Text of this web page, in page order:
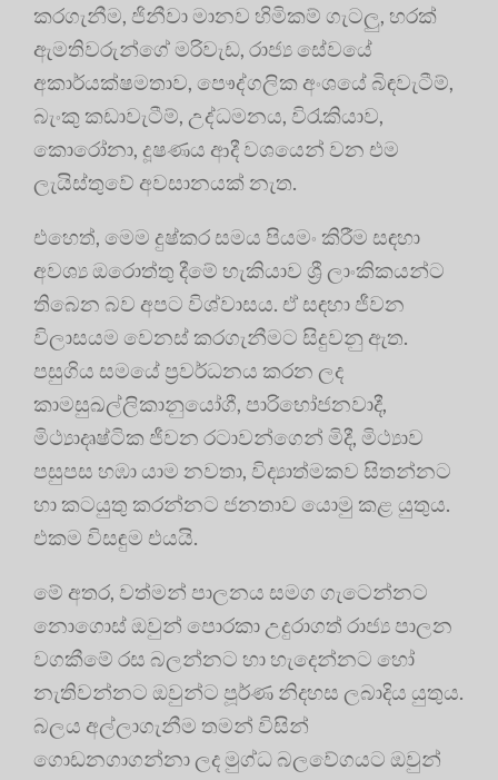
කරගැනීම, ජිනීවා මානව හිමිකම් ගැටලු, හරක්
ඇමතිවරුන්ගේ මරිවැඩ, රාජ්‍ය සේවයේ
අකාර්යක්ෂමතාව, පෞද්ගලික අංශයේ බිඳවැටීම්,
බැංකු කඩාවැටීම්, උද්ධමනය, විරැකියාව,
කොරෝනා, දූෂණය ආදී වශයෙන් වන එම
ලැයිස්තුවේ අවසානයක් නැත.
එහෙත්, මෙම දුෂ්කර සමය පියමං කිරීම සඳහා
අවශ්‍ය ඔරොත්තු දීමේ හැකියාව ශ්‍රී ලාංකිකයන්ට
තිබෙන බව අපට විශ්වාසය. ඒ සඳහා ජීවන
විලාසයම වෙනස් කරගැනීමට සිදුවනු ඇත.
පසුගිය සමයේ ප්‍රවර්ධනය කරන ලද
කාමසුඛල්ලිකානුයෝගී, පාරිභෝජනවාදී,
මිථ්‍යාදෘෂ්ටික ජීවන රටාවන්ගෙන් මිදී, මිථ්‍යාව
පසුපස හඹා යාම නවතා, විද්‍යාත්මකව සිතන්නට
හා කටයුතු කරන්නට ජනතාව යොමු කළ යුතුය.
එකම විසඳුම එයයි.
මේ අතර, වත්මන් පාලනය සමග ගැටෙන්නට
නොගොස් ඔවුන් පොරකා උදුරාගත් රාජ්‍ය පාලන
වගකීමේ රස බලන්නට හා හැදෙන්නට හෝ
නැතිවන්නට ඔවුන්ට පූර්ණ නිදහස ලබාදිය යුතුය.
බලය අල්ලාගැනීම තමන් විසින්
ගොඩනගාගන්නා ලද මුග්ධ බලවේගයට ඔවුන්